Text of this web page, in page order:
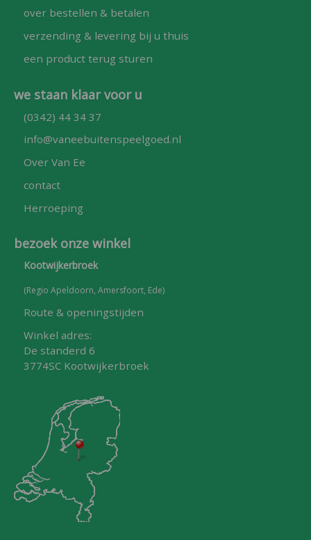
over bestellen & betalen
verzending & levering bij u thuis
een product terug sturen
we staan klaar voor u
(0342) 44 34 37
info@vaneebuitenspeelgoed.nl
Over Van Ee
contact
Herroeping
bezoek onze winkel
Kootwijkerbroek
(Regio Apeldoorn, Amersfoort, Ede)
Route & openingstijden
Winkel adres:
De standerd 6
3774SC Kootwijkerbroek